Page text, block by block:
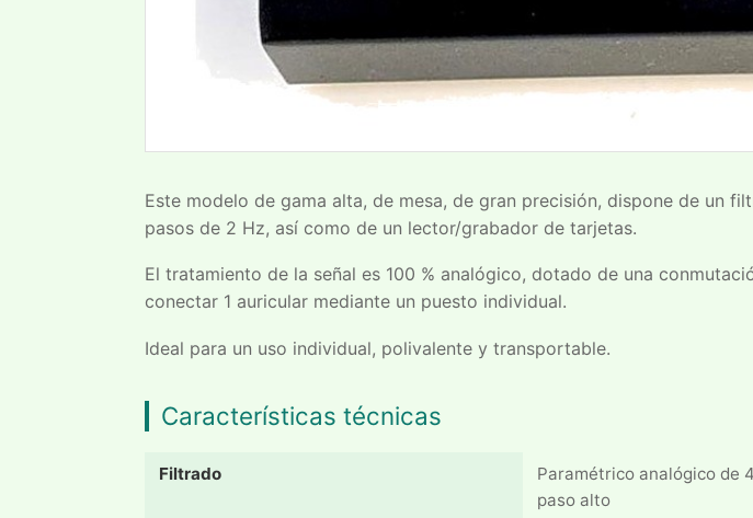
Este modelo de gama alta, de mesa, de gran precisión, dispone de un
pasos de 2 Hz, así como de un lector/grabador de tarjetas.
El tratamiento de la señal es 100 % analógico, dotado de una
conectar 1 auricular mediante un puesto individual.
Ideal para un uso individual, polivalente y transportable.
Características técnicas
Filtrado
Paramétrico analógico de
paso alto